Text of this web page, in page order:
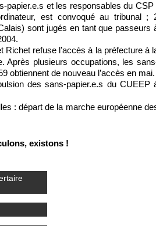
papier.e.s et les responsables du CSP
est convoqué au tribunal ;
sont jugés en tant que passeurs
Richet refuse l’accès à la préfecture à
Après plusieurs occupations, les
obtiennent de nouveau l’accès en mai.
des sans-papier.e.s du CUEEP
: départ de la marche européenne
existons !